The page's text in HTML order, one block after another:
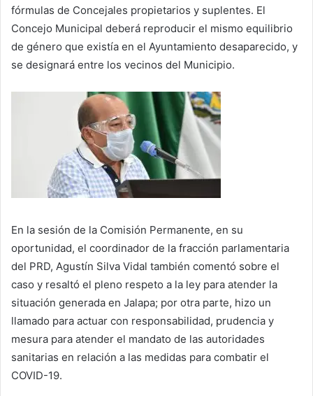
fórmulas de Concejales propietarios y suplentes. El
Concejo Municipal deberá reproducir el mismo equilibrio
de género que existía en el Ayuntamiento desaparecido, y
se designará entre los vecinos del Municipio.
En la sesión de la Comisión Permanente, en su
oportunidad, el coordinador de la fracción parlamentaria
del PRD, Agustín Silva Vidal también comentó sobre el
caso y resaltó el pleno respeto a la ley para atender la
situación generada en Jalapa; por otra parte, hizo un
llamado para actuar con responsabilidad, prudencia y
mesura para atender el mandato de las autoridades
sanitarias en relación a las medidas para combatir el
COVID-19.